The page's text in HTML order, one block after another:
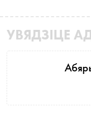
УВЯДЗІЦЕ